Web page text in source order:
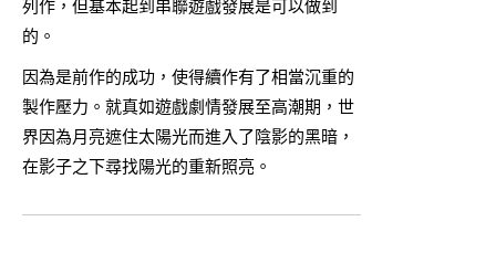
列作，但基本起到串聯遊戲發展是可以做到
的。
因為是前作的成功，使得續作有了相當沉重的
製作壓力。就真如遊戲劇情發展至高潮期，世
界因為月亮遮住太陽光而進入了陰影的黑暗，
在影子之下尋找陽光的重新照亮。